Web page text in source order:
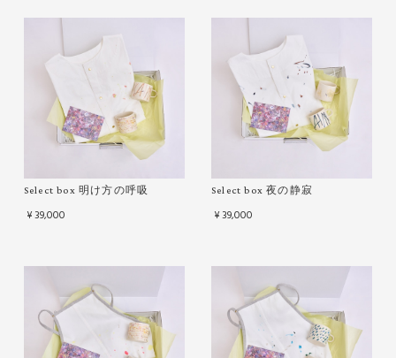
Select box 明け方の呼吸
¥39,000
Select box 夜の静寂
¥39,000